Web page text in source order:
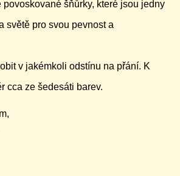
povoskované šňůrky, které jsou jedny
světě pro svou pevnost a
v jakémkoli odstínu na přání. K
cca ze šedesáti barev.